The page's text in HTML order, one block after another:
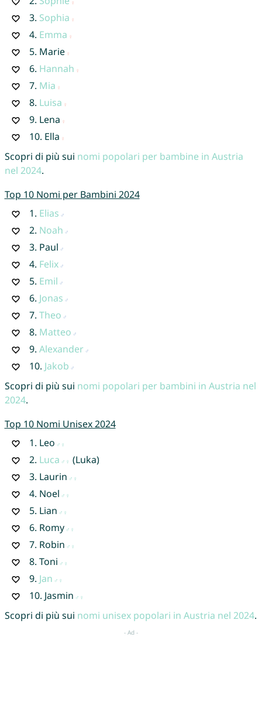
3. Sophia
4. Emma
5. Marie
6. Hannah
7. Mia
8. Luisa
9. Lena
10. Ella
Scopri di più sui nomi popolari per bambine in Austria
nel 2024.
Top 10 Nomi per Bambini 2024
1. Elias
2. Noah
3. Paul
4. Felix
5. Emil
6. Jonas
7. Theo
8. Matteo
9. Alexander
10. Jakob
Scopri di più sui nomi popolari per bambini in Austria nel
2024.
Top 10 Nomi Unisex 2024
1. Leo
2. Luca
(Luka)
3. Laurin
4. Noel
5. Lian
6. Romy
7. Robin
8. Toni
9. Jan
10. Jasmin
Scopri di più sui nomi unisex popolari in Austria nel 2024.